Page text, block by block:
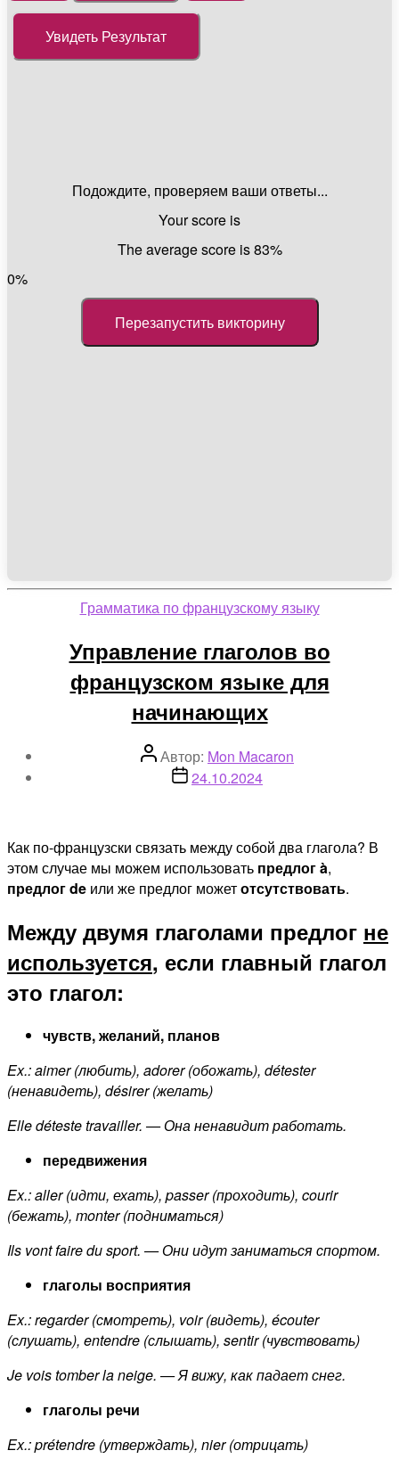
Подождите, проверяем ваши ответы...
Your score is
The average score is 83%
0%
Перезапустить викторину
Рубрики
Грамматика по французскому языку
Управление глаголов во
французском языке для
начинающих
Автор
записи
Автор: Mon Macaron
Дата24.10.2024
Как по-французски связать между собой два глагола? В
этом случае мы можем использовать предлог à,
предлог de или же предлог можетотсутствовать.
Между двумя глаголами предлог не
используется, если главный глагол
это глагол:
чувств, желаний, планов
Ex.: aimer (любить), adorer (обожать), détester
(ненавидеть), désirer (желать)
Elle déteste travailler. — Она ненавидит работать.
передвижения
Ex.: aller (идти, ехать), passer (проходить), courir
(бежать), monter (подниматься)
Ils vont faire du sport. — Они идут заниматься спортом.
глаголы восприятия
Ex.: regarder (смотреть), voir (видеть), écouter
(слушать), entendre (слышать), sentir (чувствовать)
Je vois tomber la neige. — Я вижу, как падает снег.
глаголы речи
Ex.: prétendre (утверждать), nier (отрицать)